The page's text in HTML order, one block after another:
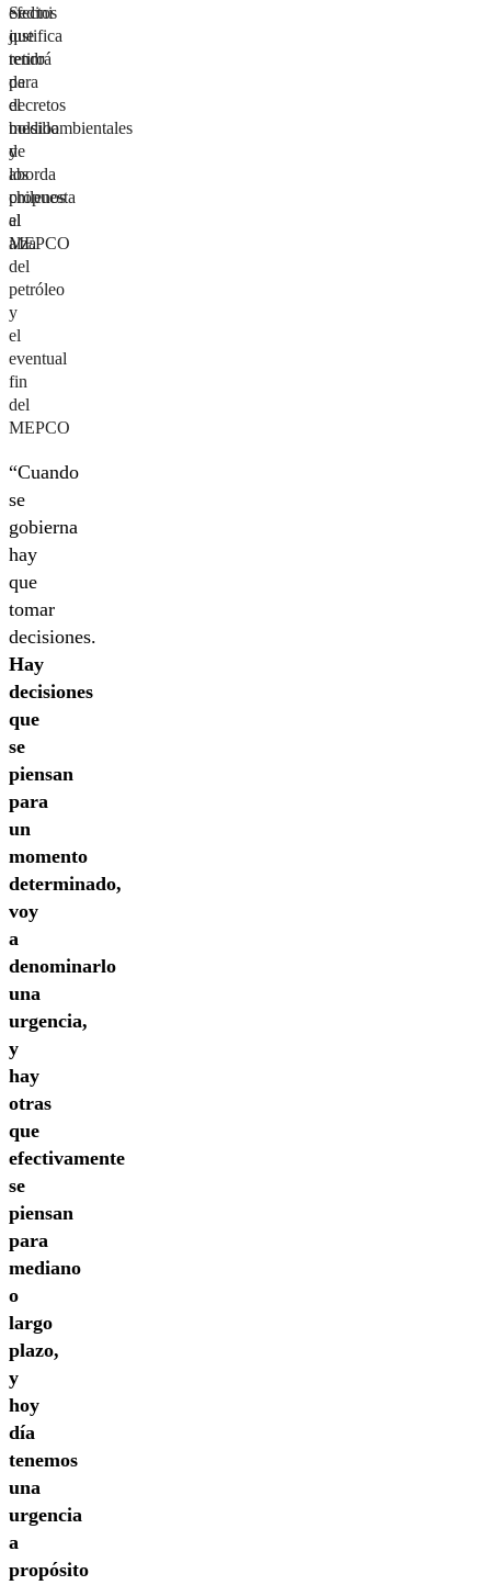
efectos
que
tendrá
para
el
bolsillo
de
los
chilenos
el
alza
del
petróleo
y
el
eventual
fin
del
MEPCO
Sedini
justifica
retiro
de
decretos
medioambientales
y
aborda
propuesta
al
MEPCO
“Cuando
se
gobierna
hay
que
tomar
decisiones.
Hay
decisiones
que
se
piensan
para
un
momento
determinado,
voy
a
denominarlo
una
urgencia,
y
hay
otras
que
efectivamente
se
piensan
para
mediano
o
largo
plazo,
y
hoy
día
tenemos
una
urgencia
a
propósito